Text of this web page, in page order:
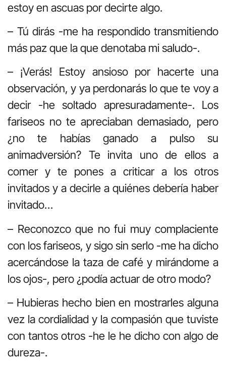
estoy en ascuas por decirte algo.
– Tú dirás -me ha respondido transmitiendo
más paz que la que denotaba mi saludo-.
– ¡Verás! Estoy ansioso por hacerte una
observación, y ya perdonarás lo que te voy a
decir -he soltado apresuradamente-. Los
fariseos no te apreciaban demasiado, pero
¿no te habías ganado a pulso su
animadversión? Te invita uno de ellos a
comer y te pones a criticar a los otros
invitados y a decirle a quiénes debería haber
invitado…
– Reconozco que no fui muy complaciente
con los fariseos, y sigo sin serlo -me ha dicho
acercándose la taza de café y mirándome a
los ojos-, pero ¿podía actuar de otro modo?
– Hubieras hecho bien en mostrarles alguna
vez la cordialidad y la compasión que tuviste
con tantos otros -he le he dicho con algo de
dureza-.